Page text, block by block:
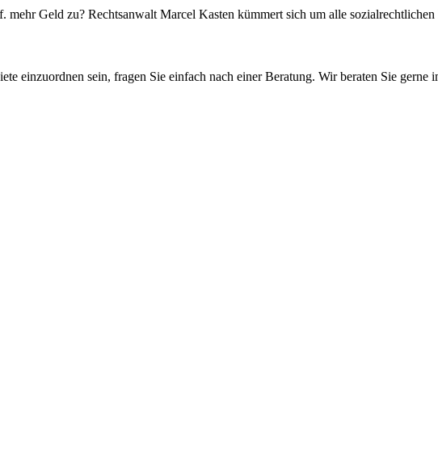
mehr Geld zu? Rechtsanwalt Marcel Kasten kümmert sich um alle sozialrechtlichen
einzuordnen sein, fragen Sie einfach nach einer Beratung. Wir beraten Sie